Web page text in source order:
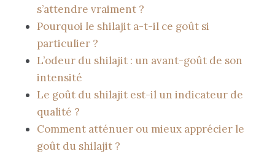
s’attendre vraiment ?
Pourquoi le shilajit a-t-il ce goût si
particulier ?
L’odeur du shilajit : un avant-goût de son
intensité
Le goût du shilajit est-il un indicateur de
qualité ?
Comment atténuer ou mieux apprécier le
goût du shilajit ?